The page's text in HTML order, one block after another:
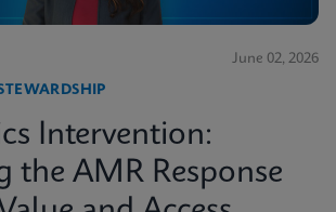
June 02, 2026
Intervention:
the AMR Response